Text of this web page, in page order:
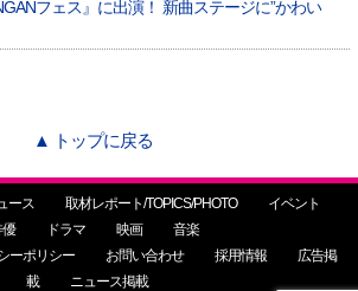
フェス』に出演！ 新曲ステージに”かわい
▲ トップに戻る
ース 取材レポート/TOPICS/PHOTO
イベント
ドラマ 映画
音楽
ーポリシー お問い合わせ 採用情報
広告掲
載
ニュース掲載